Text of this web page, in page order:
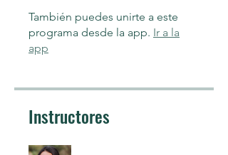
También puedes unirte a este
programa desde la app. Ir a la
app
Instructores